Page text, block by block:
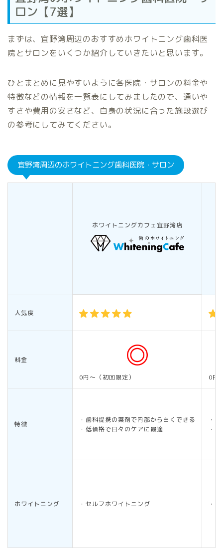
ロン【7選】
まずは、宜野湾周辺のおすすめホワイトニング歯科医
院とサロンをいくつか紹介していきたいと思います。
ひとまとめに見やすいように各医院・サロンの料金や
特徴などの情報を一覧表にしてみましたので、通いや
すさや費用の安さなど、自身の状況に合った施設選び
の参考にしてみてください。
宜野湾周辺のホワイトニング歯科医院・サロン
ホワイトニングカフェ宜野湾店
人気度
料金
0円～（初回限定） 0円
特徴
・歯科提携の薬剤で内部から白くできる
・低価格で日々のケアに最適
・
・
ホワイトニング ・セルフホワイトニング ・